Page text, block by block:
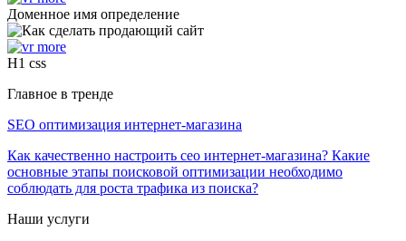
Доменное имя определение
H1 css
Главное в тренде
SEO оптимизация интернет-магазина
Как качественно настроить сео интернет-магазина? Какие
основные этапы поисковой оптимизации необходимо
соблюдать для роста трафика из поиска?
Наши услуги